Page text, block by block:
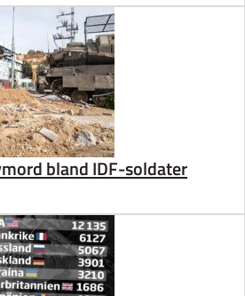
bland IDF-soldater